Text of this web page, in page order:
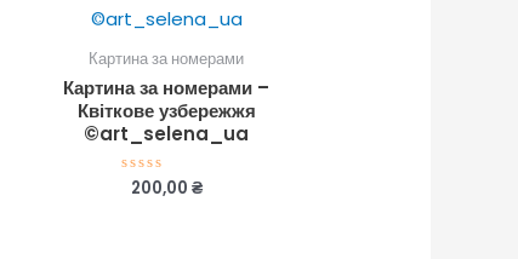
Картина за номерами
Картина за номерами –
Квіткове узбережжя
©art_selena_ua
Оцінено
200,00 ₴